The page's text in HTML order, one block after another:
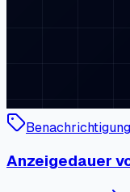
Anzeigedauer